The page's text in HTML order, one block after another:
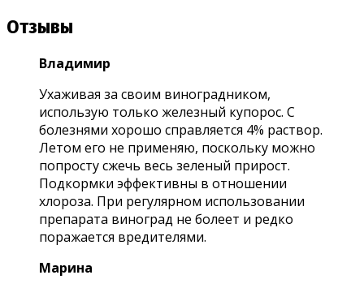
Отзывы
Владимир
Ухаживая за своим виноградником,
использую только железный купорос. С
болезнями хорошо справляется 4% раствор.
Летом его не применяю, поскольку можно
попросту сжечь весь зеленый прирост.
Подкормки эффективны в отношении
хлороза. При регулярном использовании
препарата виноград не болеет и редко
поражается вредителями.
Марина